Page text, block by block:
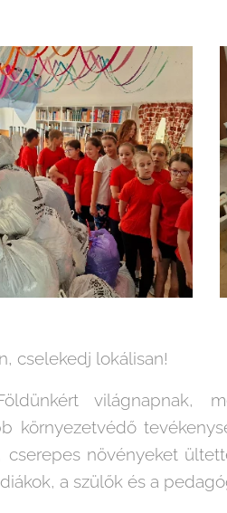
cselekedj lokálisan!
világnapnak,
környezetvédő
cserepes növényeket
a szülők és a